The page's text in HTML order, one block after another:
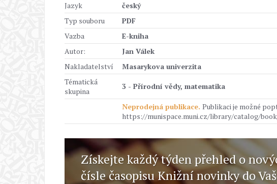
Jazyk
český
Typ souboru
PDF
Vazba
E-kniha
Autor:
Jan Válek
Nakladatelství
Masarykova univerzita
Tématická
skupina
3 - Přírodní vědy, matematika
Neprodejná publikace. Publikaci je možné
https://munispace.muni.cz/library/catalog/
Získejte každý týden přehled o
čísle časopisu Knižní novinky do